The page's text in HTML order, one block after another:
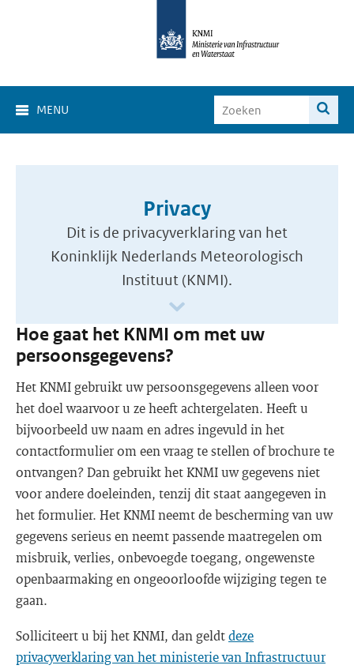
MENU
Privacy
Dit is de privacyverklaring van het
Koninklijk Nederlands Meteorologisch
Instituut (KNMI).
Hoe gaat het KNMI om met uw
persoonsgegevens?
Het KNMI gebruikt uw persoonsgegevens alleen voor
het doel waarvoor u ze heeft achtergelaten. Heeft u
bijvoorbeeld uw naam en adres ingevuld in het
contactformulier om een vraag te stellen of brochure te
ontvangen? Dan gebruikt het KNMI uw gegevens niet
voor andere doeleinden, tenzij dit staat aangegeven in
het formulier. Het KNMI neemt de bescherming van uw
gegevens serieus en neemt passende maatregelen om
misbruik, verlies, onbevoegde toegang, ongewenste
openbaarmaking en ongeoorloofde wijziging tegen te
gaan.
Solliciteert u bij het KNMI, dan geldtdeze
privacyverklaring van het ministerie van Infrastructuur